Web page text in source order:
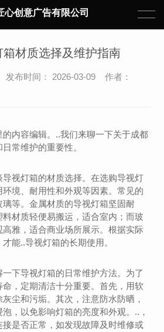
心创意广告有限公司
箱材质选择及维护指南
布时间： 2026-03-09 作者：
的内容编辑。..我们来聊一下关于成都
常维护的重要性。
视灯箱的材质选择。在选购导视灯
境、耐用性和外观等因素。常见的
等。金属材质的导视灯箱坚固耐
材质轻便易搬运，适合室内；而玻
雅，适合商业场所展示。根据实际
能..导视灯箱的长期使用。
下导视灯箱的日常维护方法。为了
，定期清洁十分重要。首先，用软
尘和污垢。其次，注意防水防晒，
，以免影响灯箱的亮度和外观。..，
是否正常，如发现故障及时维修或